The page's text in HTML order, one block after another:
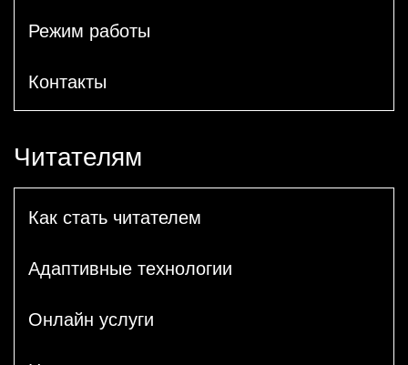
Режим работы
Контакты
Читателям
Как стать читателем
Адаптивные технологии
Онлайн услуги